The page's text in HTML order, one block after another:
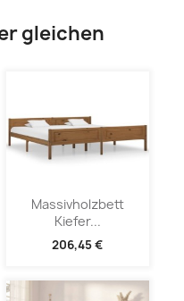
gleichen
Massivholzbett
Kiefer...
206,45 €